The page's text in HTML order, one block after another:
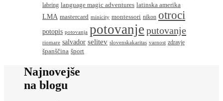
labring language magic adventures latinska amerika
LMA mastercard minicity montessori nikon otroci
potopis potovanja potovanje putovanje
riomare salvador selitev slovenskakaritas varnost zdravje
španščina šport
Najnovejše
na blogu